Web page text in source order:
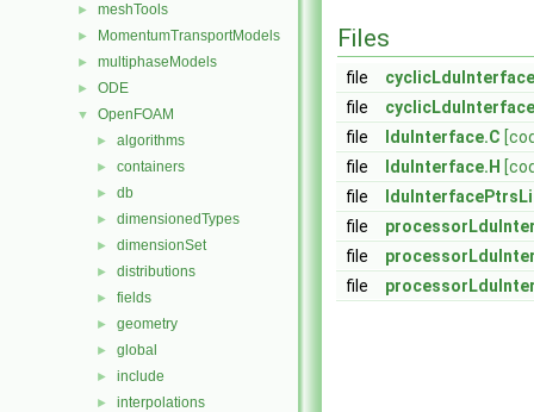
► meshTools
► MomentumTransportModels
► multiphaseModels
► ODE
▼ OpenFOAM
► algorithms
► containers
► db
► dimensionedTypes
► dimensionSet
► distributions
► fields
► geometry
► global
► include
► interpolations
Files
file
file
file
lduInterface.C
file
lduInterface.H
file
file
file
file